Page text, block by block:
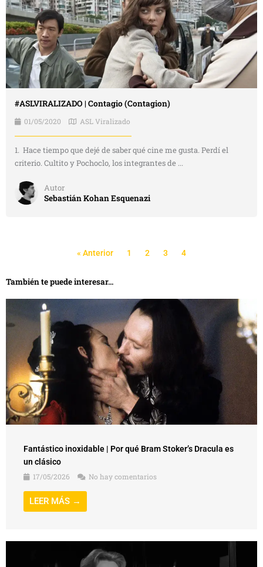
#ASLVIRALIZADO | Contagio (Contagion)
01/05/2020 ASL Viralizado
1. Hace tiempo que dejé de saber qué cine me gusta. Perdí el
criterio. Cultito y Pochoclo, los integrantes de ...
Autor
Sebastián Kohan Esquenazi
« Anterior 1 2 3 4
También te puede interesar...
Fantástico inoxidable | Por qué Bram Stoker’s Dracula es
un clásico
17/05/2026
No hay comentarios
LEER MÁS →